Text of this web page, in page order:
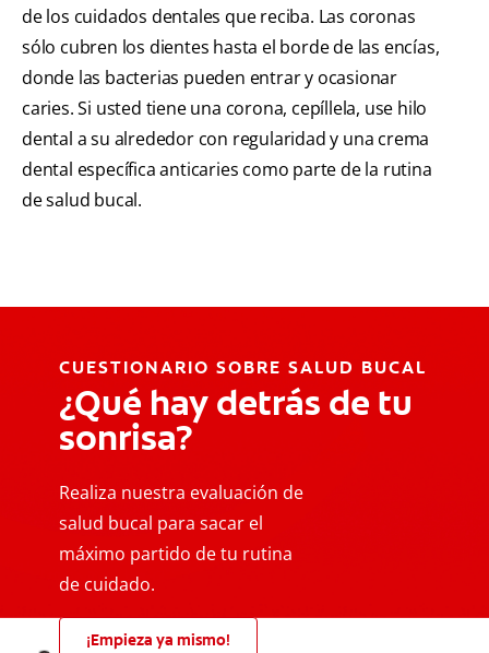
de los cuidados dentales que reciba. Las coronas
sólo cubren los dientes hasta el borde de las encías,
donde las bacterias pueden entrar y ocasionar
caries. Si usted tiene una corona, cepíllela, use hilo
dental a su alrededor con regularidad y una crema
dental específica anticaries como parte de la rutina
de salud bucal.
CUESTIONARIO SOBRE SALUD BUCAL
¿Qué hay detrás de tu
sonrisa?
Realiza nuestra evaluación de
salud bucal para sacar el
máximo partido de tu rutina
de cuidado.
¡Empieza ya mismo!